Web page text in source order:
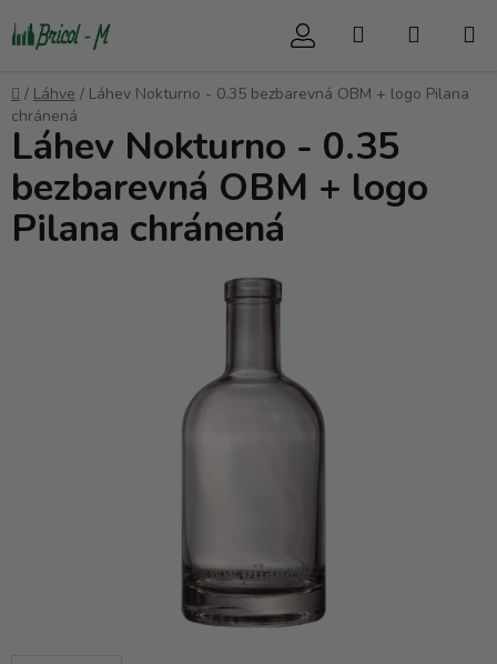
na
Hledat
Domů
/ Láhve / Láhev Nokturno - 0.35 bezbarevná OBM + logo Pilana
chránená
Láhev Nokturno - 0.35
bezbarevná OBM + logo
Pilana chránená